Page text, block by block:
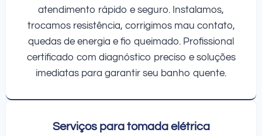
atendimento rápido e seguro. Instalamos,
trocamos resistência, corrigimos mau contato,
quedas de energia e fio queimado. Profissional
certificado com diagnóstico preciso e soluções
imediatas para garantir seu banho quente.
Serviços para tomada elétrica